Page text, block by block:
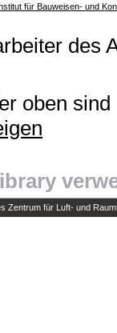
für Bauweisen- und
des
oben
für Luft- und